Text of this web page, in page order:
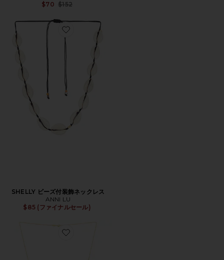
$70 Previous price:
$152
Favorite SHELLY ビーズ付装飾ネックレス
SHELLY ビーズ付装飾ネックレス
ANNI LU
$85 (ファイナルセール)
Favorite JAWS ペンダントネックレス